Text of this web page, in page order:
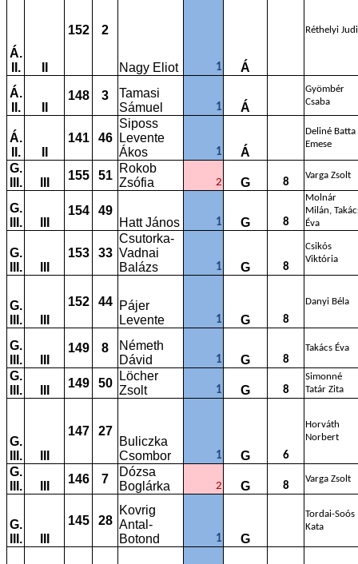
Á.
II.
152 2
Nagy Eliot 1 Á
Réthelyi
Á.
II.
148 3
Tamasi
Sámuel
1 Á
Gyömbér
Csaba
Á.
II.
141 46
Siposs
Levente
Ákos
1 Á
Deliné Batta
Emese
G.
III.
155 51
Rokob
Zsófia
2 G 8
Varga Zsolt
G.
III.
154
49
Hatt János
1 G 8
Molnár
Milán,
Éva
G.
III.
153 33
Csutorka-
Vadnai
Balázs
1 G 8
Csikós
Viktória
G.
III.
152 44
Pájer
Levente
1 G 8
Danyi Béla
G.
III.
149 8
Németh
Dávid
1 G 8
Takács Éva
G.
III.
149 50
Löcher
Zsolt
1 G 8
Simonné
Tatár Zita
G.
III.
147 27
Buliczka
Csombor
1 G 6
Horváth
Norbert
G.
III.
146 7
Dózsa
Boglárka
2 G 8
Varga Zsolt
G.
III.
145 28
Kovrig
Antal-
Botond
1 G
Tordai-Soós
Kata